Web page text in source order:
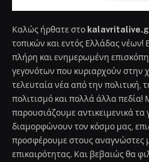
Καλώς ήρθατε στο
τοπικών και εντός Ελλάδας νέων!
πλήρη και ενημερωμένη
γεγονότων που κυριαρχούν στην
τελευταία νέα από την πολιτική,
πολιτισμό και πολλά άλλα πεδία!
παρουσιάζουμε αντικειμενικά τα
διαμορφώνουν τον κόσμο μας,
προσφέρουμε στους αναγνώστες
επικαιρότητας. Και βεβαιώς θα